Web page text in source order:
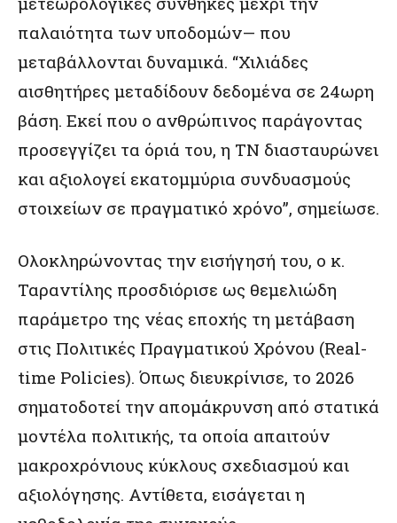
παλαιότητα των υποδομών— που
μεταβάλλονται δυναμικά. “Χιλιάδες
αισθητήρες μεταδίδουν δεδομένα σε 24ωρη
βάση. Εκεί που ο ανθρώπινος παράγοντας
προσεγγίζει τα όριά του, η ΤΝ διασταυρώνει
και αξιολογεί εκατομμύρια συνδυασμούς
στοιχείων σε πραγματικό χρόνο”, σημείωσε.
Ολοκληρώνοντας την εισήγησή του, ο κ.
Ταραντίλης προσδιόρισε ως θεμελιώδη
παράμετρο της νέας εποχής τη μετάβαση
στις Πολιτικές Πραγματικού Χρόνου (Real-
time Policies). Όπως διευκρίνισε, το 2026
σηματοδοτεί την απομάκρυνση από στατικά
μοντέλα πολιτικής, τα οποία απαιτούν
μακροχρόνιους κύκλους σχεδιασμού και
αξιολόγησης. Αντίθετα, εισάγεται η